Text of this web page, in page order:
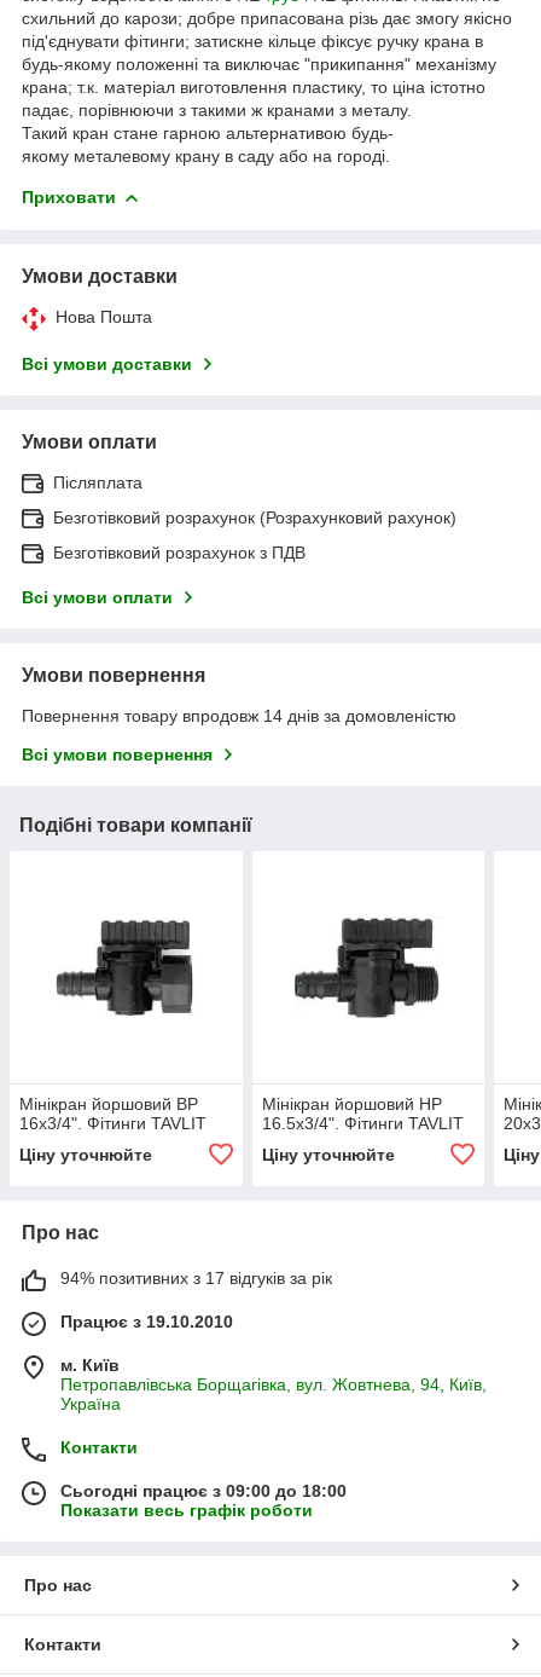
схильний до карози; добре припасована різь дає змогу якісно
під'єднувати фітинги; затискне кільце фіксує ручку крана в
будь-якому положенні та виключає "прикипання" механізму
крана; т.к. матеріал виготовлення пластику, то ціна істотно
падає, порівнюючи з такими ж кранами з металу.
Такий кран стане гарною альтернативою будь-
якому металевому крану в саду або на городі.
Приховати
Умови доставки
Нова Пошта
Всі умови доставки
Умови оплати
Післяплата
Безготівковий розрахунок (Розрахунковий рахунок)
Безготівковий розрахунок з ПДВ
Всі умови оплати
Умови повернення
Повернення товару впродовж 14 днів за домовленістю
Всі умови повернення
Подібні товари компанії
Мінікран йоршовий ВР
16х3/4". Фітинги TAVLIT
Ціну уточнюйте
Мінікран йоршовий НР
16.5х3/4". Фітинги TAVLIT
Ціну уточнюйте
Про нас
94% позитивних з 17 відгуків за рік
Працює з 19.10.2010
м. Київ
Петропавлівська Борщагівка, вул. Жовтнева, 94, Київ,
Україна
Контакти
Сьогодні працює з 09:00 до 18:00
Показати весь графік роботи
Про нас
Контакти